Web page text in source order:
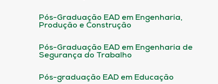
Pós-Graduação EAD em Engenharia,
Produção e Construção
Pós-Graduação EAD em Engenharia de
Segurança do Trabalho
Pós-graduação EAD em Educação